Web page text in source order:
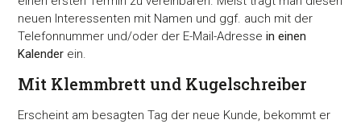
neuen Interessenten mit Namen und ggf. auch mit der
Telefonnummer und/oder der E-Mail-Adressein einen
Kalender ein.
Mit Klemmbrett und Kugelschreiber
Erscheint am besagten Tag der neue Kunde, bekommt er